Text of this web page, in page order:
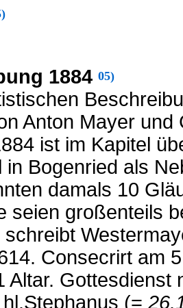
1884 05)
Anton Mayer
ist im Kapitel
in Bogenried als
damals 10
seien großenteils
Consecrirt am
Altar.
(=